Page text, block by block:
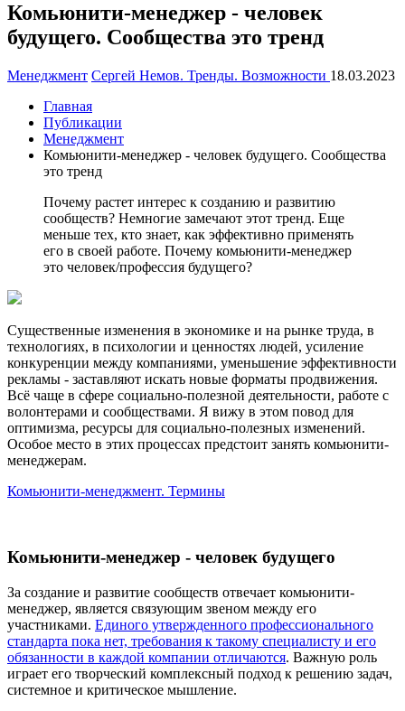
Комьюнити-менеджер - человек
будущего. Сообщества это тренд
Менеджмент Сергей Немов. Тренды. Возможности 18.03.2023
Главная
Публикации
Менеджмент
Комьюнити-менеджер - человек будущего. Сообщества
это тренд
Почему растет интерес к созданию и развитию
сообществ? Немногие замечают этот тренд. Еще
меньше тех, кто знает, как эффективно применять
его в своей работе. Почему комьюнити-менеджер
это человек/профессия будущего?
Существенные изменения в экономике и на рынке труда, в
технологиях, в психологии и ценностях людей, усиление
конкуренции между компаниями, уменьшение эффективности
рекламы - заставляют искать новые форматы продвижения.
Всё чаще в сфере социально-полезной деятельности, работе с
волонтерами и сообществами. Я вижу в этом повод для
оптимизма, ресурсы для социально-полезных изменений.
Особое место в этих процессах предстоит занять комьюнити-
менеджерам.
Комьюнити-менеджмент. Термины
Комьюнити-менеджер - человек будущего
За создание и развитие сообществ отвечает комьюнити-
менеджер, является связующим звеном между его
участниками. Единого утвержденного профессионального
стандарта пока нет, требования к такому специалисту и его
обязанности в каждой компании отличаются. Важную роль
играет его творческий комплексный подход к решению задач,
системное и критическое мышление.